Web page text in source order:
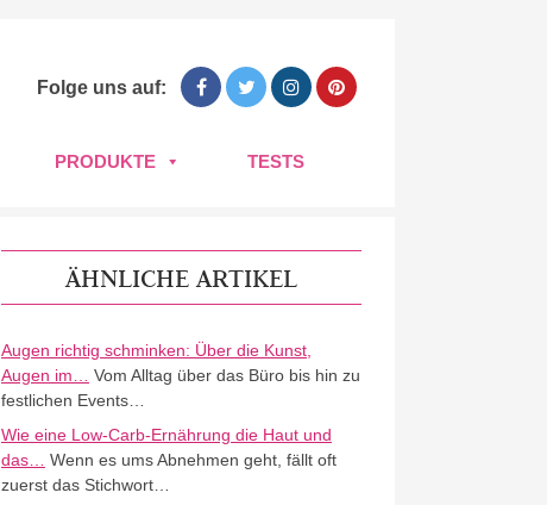
Folge uns auf:
PRODUKTE TESTS
ÄHNLICHE ARTIKEL
Augen richtig schminken: Über die Kunst,
Augen im…
Vom Alltag über das Büro bis hin zu
festlichen Events…
Wie eine Low-Carb-Ernährung die Haut und
das…
Wenn es ums Abnehmen geht, fällt oft
zuerst das Stichwort…